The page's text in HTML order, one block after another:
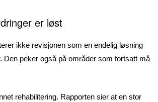
er løst
ikke revisjonen som en endelig løsning
Den peker også på områder som fortsatt må
rehabilitering. Rapporten sier at en stor